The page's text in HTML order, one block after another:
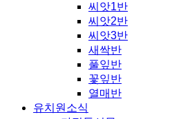
씨앗1반
씨앗2반
씨앗3반
새싹반
풀잎반
꽃잎반
열매반
유치원소식